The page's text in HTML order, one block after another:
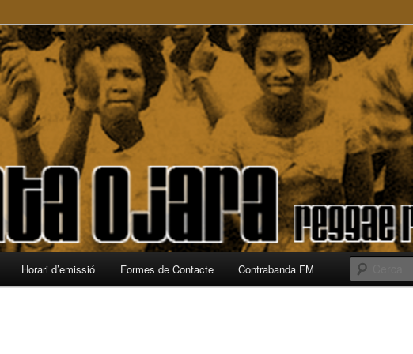
Horari d’emissió Formes de Contacte Contrabanda FM